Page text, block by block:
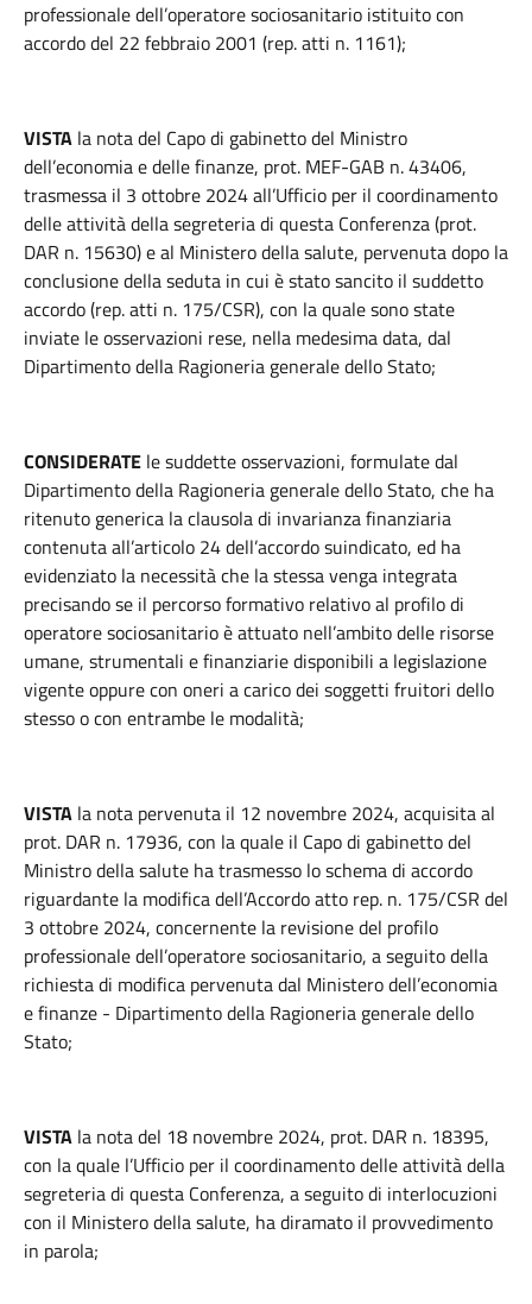
professionale dell’operatore sociosanitario istituito con
accordo del 22 febbraio 2001 (rep. atti n. 1161);
VISTA la nota del Capo di gabinetto del Ministro
dell’economia e delle finanze, prot. MEF-GAB n. 43406,
trasmessa il 3 ottobre 2024 all’Ufficio per il coordinamento
delle attività della segreteria di questa Conferenza (prot.
DAR n. 15630) e al Ministero della salute, pervenuta dopo la
conclusione della seduta in cui è stato sancito il suddetto
accordo (rep. atti n. 175/CSR), con la quale sono state
inviate le osservazioni rese, nella medesima data, dal
Dipartimento della Ragioneria generale dello Stato;
CONSIDERATE le suddette osservazioni, formulate dal
Dipartimento della Ragioneria generale dello Stato, che ha
ritenuto generica la clausola di invarianza finanziaria
contenuta all’articolo 24 dell’accordo suindicato, ed ha
evidenziato la necessità che la stessa venga integrata
precisando se il percorso formativo relativo al profilo di
operatore sociosanitario è attuato nell’ambito delle risorse
umane, strumentali e finanziarie disponibili a legislazione
vigente oppure con oneri a carico dei soggetti fruitori dello
stesso o con entrambe le modalità;
VISTA la nota pervenuta il 12 novembre 2024, acquisita al
prot. DAR n. 17936, con la quale il Capo di gabinetto del
Ministro della salute ha trasmesso lo schema di accordo
riguardante la modifica dell’Accordo atto rep. n. 175/CSR del
3 ottobre 2024, concernente la revisione del profilo
professionale dell’operatore sociosanitario, a seguito della
richiesta di modifica pervenuta dal Ministero dell’economia
e finanze - Dipartimento della Ragioneria generale dello
Stato;
VISTA la nota del 18 novembre 2024, prot. DAR n. 18395,
con la quale l’Ufficio per il coordinamento delle attività della
segreteria di questa Conferenza, a seguito di interlocuzioni
con il Ministero della salute, ha diramato il provvedimento
in parola;